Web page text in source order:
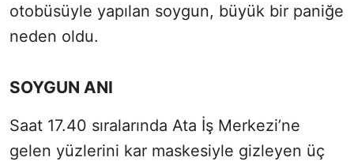
otobüsüyle yapılan soygun, büyük bir paniğe
neden oldu.
SOYGUN ANI
Saat 17.40 sıralarında Ata İş Merkezi’ne
gelen yüzlerini kar maskesiyle gizleyen üç